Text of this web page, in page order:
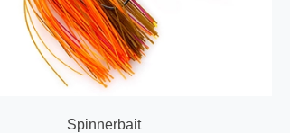
Spinnerbait